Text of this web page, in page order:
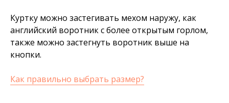
Куртку можно застегивать мехом наружу, как
английский воротник с более открытым горлом,
также можно застегнуть воротник выше на
кнопки.
Как правильно выбрать размер?